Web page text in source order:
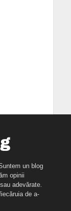
un blog
opinii
adevărate.
de a-